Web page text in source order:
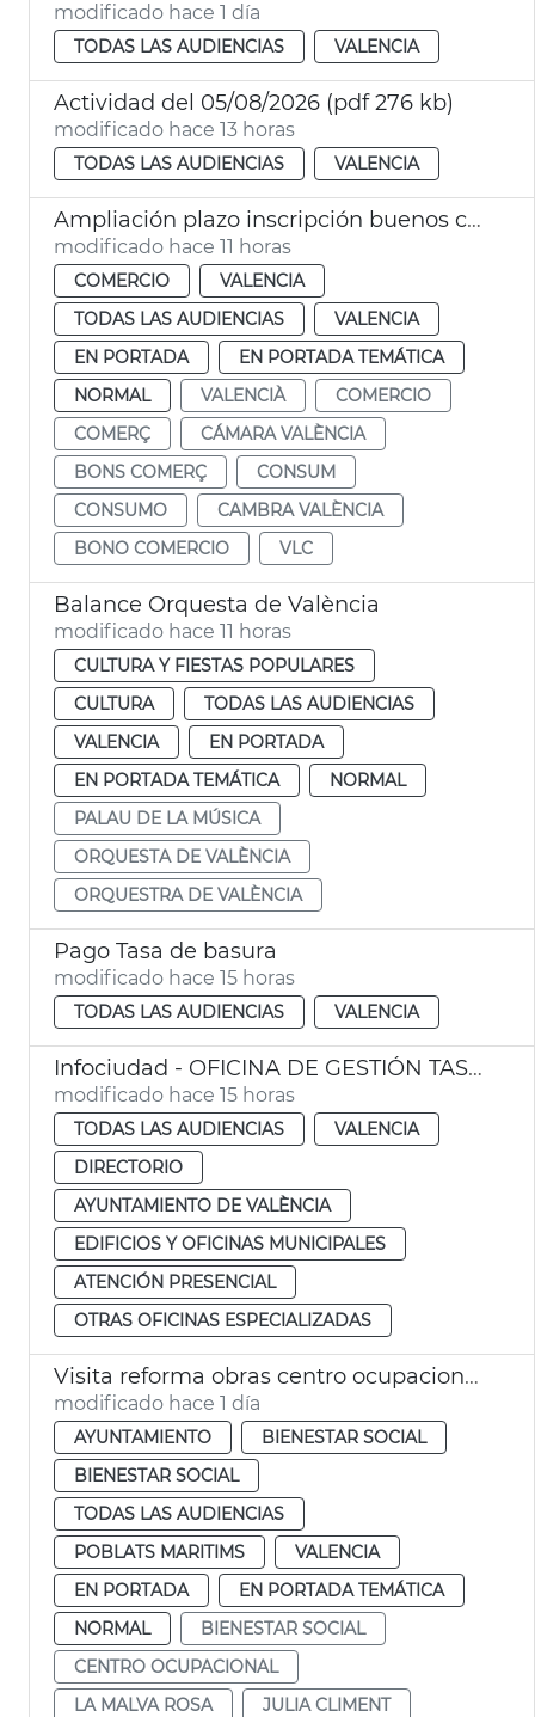
modificado hace 1 día
TODAS LAS AUDIENCIAS VALENCIA
Actividad del 05/08/2026 (pdf 276 kb)
modificado hace 13 horas
TODAS LAS AUDIENCIAS VALENCIA
Ampliación plazo inscripción buenos comercio VLC
modificado hace 11 horas
COMERCIO
VALENCIA
TODAS LAS AUDIENCIAS
VALENCIA
EN PORTADA
EN PORTADA TEMÁTICA
NORMAL
VALENCIÀ
COMERCIO
COMERÇ
CÁMARA VALÈNCIA
BONS COMERÇ
CONSUM
CONSUMO
CAMBRA VALÈNCIA
BONO COMERCIO
VLC
Balance Orquesta de València
modificado hace 11 horas
CULTURA Y FIESTAS POPULARES
CULTURA
TODAS LAS AUDIENCIAS
VALENCIA
EN PORTADA
EN PORTADA TEMÁTICA
NORMAL
PALAU DE LA MÚSICA
ORQUESTA DE VALÈNCIA
ORQUESTRA DE VALÈNCIA
Pago Tasa de basura
modificado hace 15 horas
TODAS LAS AUDIENCIAS VALENCIA
Infociudad - OFICINA DE GESTIÓN TASA DE RESIDUOS
modificado hace 15 horas
TODAS LAS AUDIENCIAS
VALENCIA
DIRECTORIO
AYUNTAMIENTO DE VALÈNCIA
EDIFICIOS Y OFICINAS MUNICIPALES
ATENCIÓN PRESENCIAL
OTRAS OFICINAS ESPECIALIZADAS
Visita reforma obras centro ocupacional Isabel de Villena
modificado hace 1 día
AYUNTAMIENTO
BIENESTAR SOCIAL
BIENESTAR SOCIAL
TODAS LAS AUDIENCIAS
POBLATS MARITIMS
VALENCIA
EN PORTADA
EN PORTADA TEMÁTICA
NORMAL
BIENESTAR SOCIAL
CENTRO OCUPACIONAL
LA MALVA ROSA
JULIA CLIMENT